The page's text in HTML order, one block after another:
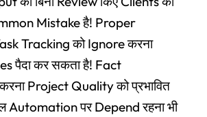
Mistake है! Proper
Tracking को Ignore करना
पैदा कर सकता है! Fact
Project Quality को प्रभावित
Automation पर Depend रहना भी